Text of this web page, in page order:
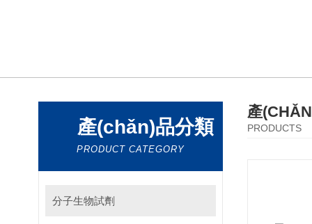
產(chǎn)品分類
PRODUCT CATEGORY
分子生物試劑
產
PRODUCTS